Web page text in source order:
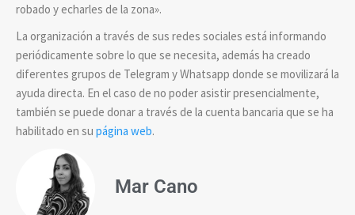
robado y echarles de la zona».
La organización a través de sus redes sociales está informando
periódicamente sobre lo que se necesita, además ha creado
diferentes grupos de Telegram y Whatsapp donde se movilizará la
ayuda directa. En el caso de no poder asistir presencialmente,
también se puede donar a través de la cuenta bancaria que se ha
habilitado en su página web.
Mar Cano